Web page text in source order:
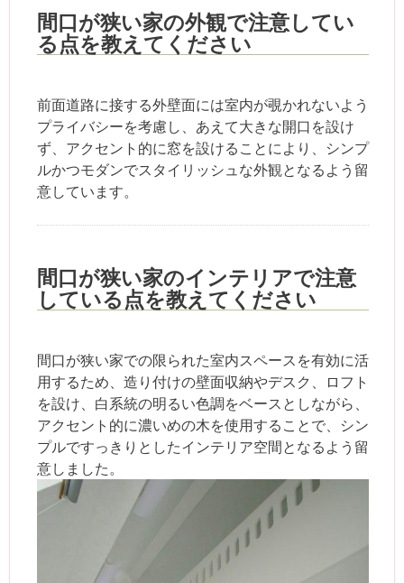
間口が狭い家の外観で注意してい
る点を教えてください
前面道路に接する外壁面には室内が覗かれないよう
プライバシーを考慮し、あえて大きな開口を設け
ず、アクセント的に窓を設けることにより、シンプ
ルかつモダンでスタイリッシュな外観となるよう留
意しています。
間口が狭い家のインテリアで注意
している点を教えてください
間口が狭い家での限られた室内スペースを有効に活
用するため、造り付けの壁面収納やデスク、ロフト
を設け、白系統の明るい色調をベースとしながら、
アクセント的に濃いめの木を使用することで、シン
プルですっきりとしたインテリア空間となるよう留
意しました。